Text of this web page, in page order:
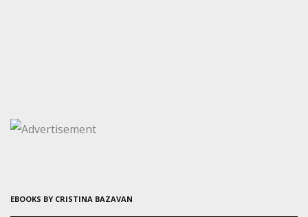
EBOOKS BY CRISTINA BAZAVAN